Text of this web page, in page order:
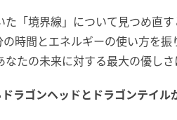
た「境界線」について見つめ直
の時間とエネルギーの使い方を
たの未来に対する最大の優しさ
ラゴンヘッドとドラゴンテイ